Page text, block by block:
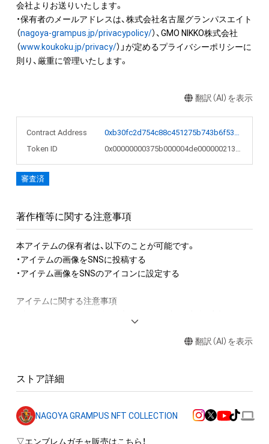
会社よりお送りいたします。
・保有者のメールアドレスは、株式会社名古屋グランパスエイト
（nagoya-grampus.jp/privacypolicy/）、GMO NIKKO株式会社
（www.koukoku.jp/privacy/）」が定めるプライバシーポリシーに
則り、厳重に管理いたします。
翻訳（AI）を表示
Contract Address
0xb30fc2d754c88c451275b743b6f530f19f643683
Token ID
0x00000000375b000004de000000213527
審査済
著作権等に関する注意事項
本アイテムの保有者は、以下のことが可能です。
・アイテムの画像をSNSに投稿する
・アイテム画像をSNSのアイコンに設定する
アイテムに関する注意事項
産権(著作権、特許権、実用新案権、商標権、意匠権その他の知的
の著作権を有する方、著作隣接権の権利者またはその管理委託
そのため、本アイテムを保有していたとしても、本アイテムに関
する創作物にかかる知的財産権を有することを意味しません。
・本アイテムの著作権を有する方、著作隣接権の権利者またはそ
翻訳（AI）を表示
ストア詳細
NAGOYA GRAMPUS NFT COLLECTION